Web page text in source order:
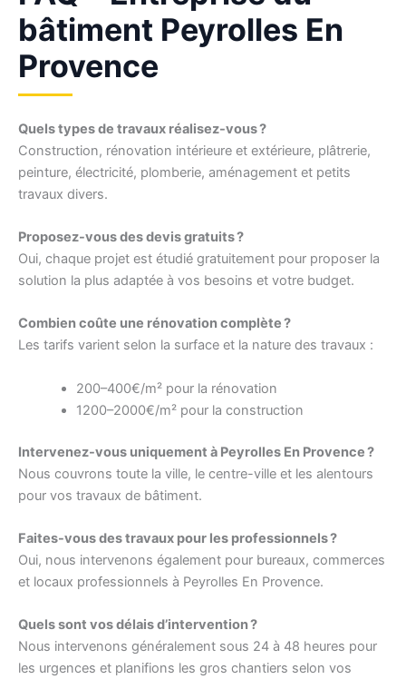
bâtiment Peyrolles En
Provence
Quels types de travaux réalisez-vous ?
Construction, rénovation intérieure et extérieure, plâtrerie,
peinture, électricité, plomberie, aménagement et petits
travaux divers.
Proposez-vous des devis gratuits ?
Oui, chaque projet est étudié gratuitement pour proposer la
solution la plus adaptée à vos besoins et votre budget.
Combien coûte une rénovation complète ?
Les tarifs varient selon la surface et la nature des travaux :
200–400€/m² pour la rénovation
1200–2000€/m² pour la construction
Intervenez-vous uniquement à Peyrolles En Provence ?
Nous couvrons toute la ville, le centre-ville et les alentours
pour vos travaux de bâtiment.
Faites-vous des travaux pour les professionnels ?
Oui, nous intervenons également pour bureaux, commerces
et locaux professionnels à Peyrolles En Provence.
Quels sont vos délais d’intervention ?
Nous intervenons généralement sous 24 à 48 heures pour
les urgences et planifions les gros chantiers selon vos